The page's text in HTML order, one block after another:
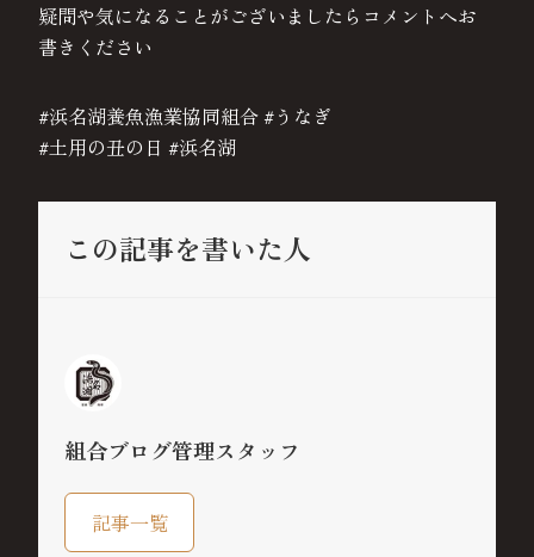
疑問や気になることがございましたらコメントへお
書きください️
#浜名湖養魚漁業協同組合 #うなぎ
#土用の丑の日 #浜名湖
この記事を書いた人
組合ブログ管理スタッフ
記事一覧